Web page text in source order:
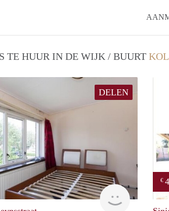
TE HUUR IN DE WIJK / BUURT
DELEN
finder
€